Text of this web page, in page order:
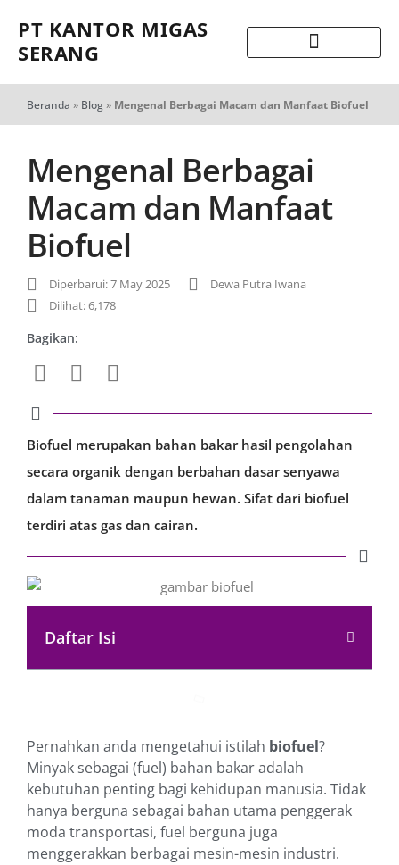
PT KANTOR MIGAS
SERANG
Beranda » Blog» Mengenal Berbagai Macam dan Manfaat Biofuel
Mengenal Berbagai
Macam dan Manfaat
Biofuel
Diperbarui: 7 May 2025
Dewa Putra Iwana
Dilihat: 6,178
Bagikan:
Biofuel merupakan bahan bakar hasil pengolahan
secara organik dengan berbahan dasar senyawa
dalam tanaman maupun hewan. Sifat dari biofuel
terdiri atas gas dan cairan.
Daftar Isi
Pernahkan anda mengetahui istilah biofuel?
Minyak sebagai (fuel) bahan bakar adalah
kebutuhan penting bagi kehidupan manusia. Tidak
hanya berguna sebagai bahan utama penggerak
moda transportasi, fuel berguna juga
menggerakkan berbagai mesin-mesin industri.